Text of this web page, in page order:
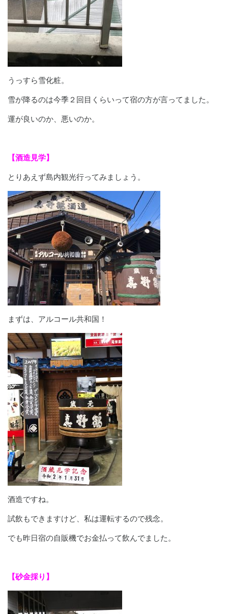
うっすら雪化粧。
雪が降るのは今季２回目くらいって宿の方が言ってました。
運が良いのか、悪いのか。
【酒造見学】
とりあえず島内観光行ってみましょう。
まずは、アルコール共和国！
酒造ですね。
試飲もできますけど、私は運転するので残念。
でも昨日宿の自販機でお金払って飲んでました。
【砂金採り】